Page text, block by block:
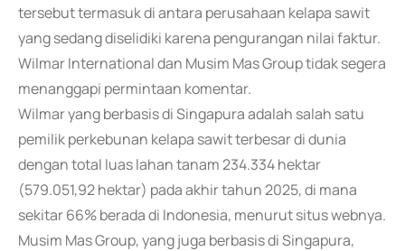
tersebut termasuk di antara perusahaan kelapa sawit
yang sedang diselidiki karena pengurangan nilai faktur.
Wilmar International dan Musim Mas Group tidak segera
menanggapi permintaan komentar.
Wilmar yang berbasis di Singapura adalah salah satu
pemilik perkebunan kelapa sawit terbesar di dunia
dengan total luas lahan tanam 234.334 hektar
(579.051,92 hektar) pada akhir tahun 2025, di mana
sekitar 66% berada di Indonesia, menurut situs webnya.
Musim Mas Group, yang juga berbasis di Singapura,